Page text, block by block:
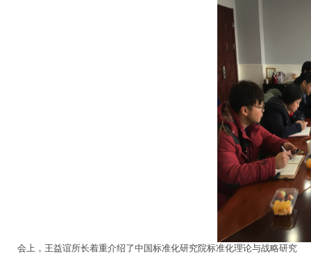
会上，王益谊所长着重介绍了中国标准化研究院标准化理论与战略研究